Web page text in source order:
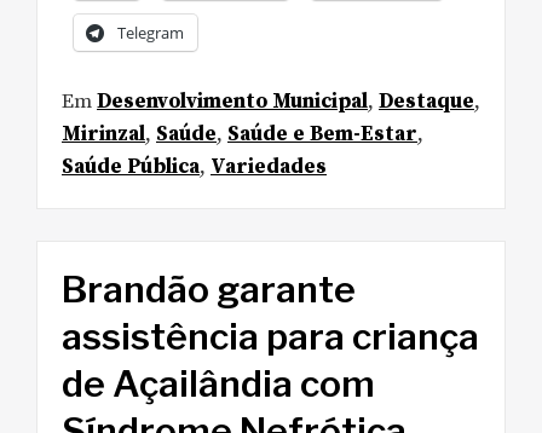
Telegram
EmDesenvolvimento Municipal, Destaque,
Mirinzal, Saúde, Saúde e Bem-Estar,
Saúde Pública, Variedades
Brandão garante
assistência para criança
de Açailândia com